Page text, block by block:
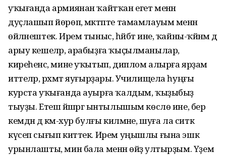
уҡығанда армиянан ҡайтҡан егет менән
дуҫлашып йөрөп, мәктәпте тамамлауым менән
өйләнештек. Ирем тыныс, һәйбәт ине, ҡайны-ҡәйнәм дә
арыу кешеләр, арабыҙға ҡыҫылманылар,
киреһенсә, мине уҡытып, диплом алырға ярҙам
иттеләр, рәхмәт яуғырҙары. Училищела һуңғы
курста уҡығанда ауырға ҡалдым, ҡыҙыбыҙ
тыуҙы. Етеш йәшәргә ынтылышым көслө ине, бер
кемдән дә кәм-хур булғы килмәне, шуға ла ситкә
күсеп сығып киттек. Ирем уңышлы ғына эшкә
урынлашты, мин бала менән өйҙә ултырҙым. Үҙемә